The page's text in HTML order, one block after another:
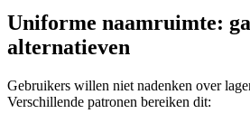
Uniforme naamruimte:
alternatieven
Gebruikers willen niet nadenken over
Verschillende patronen bereiken dit: